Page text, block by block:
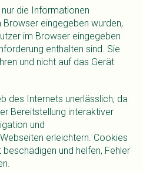
die Informationen
eingegeben wurden,
im Browser eingegeben
enthalten sind. Sie
und nicht auf das Gerät
des Internets unerlässlich, da
Bereitstellung interaktiver
und
erleichtern. Cookies
und helfen, Fehler